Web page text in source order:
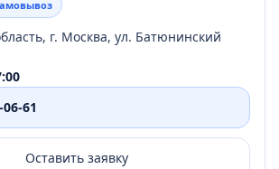
г. Москва, ул. Батюнинский
61
Оставить заявку